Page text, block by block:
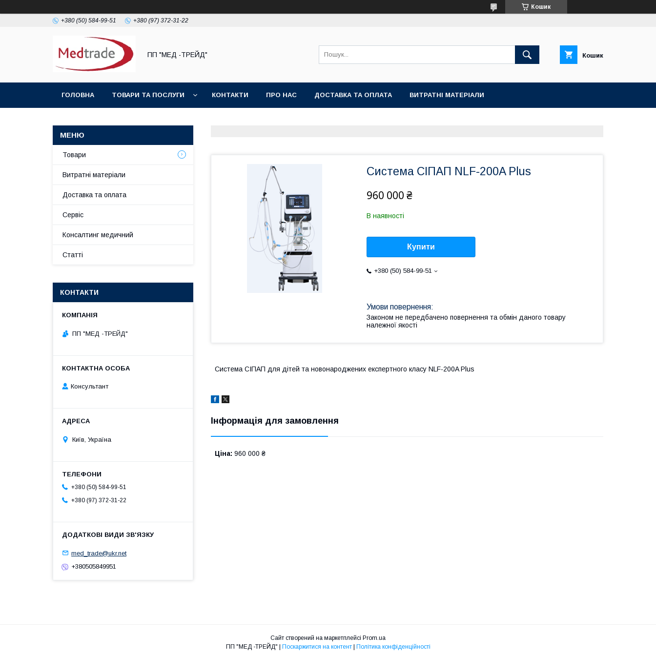
Кошик
+380 (50) 584-99-51 +380 (97) 372-31-22
ПП "МЕД -ТРЕЙД" Кошик
ГОЛОВНА ТОВАРИ ТА ПОСЛУГИ КОНТАКТИ ПРО НАС ДОСТАВКА ТА ОПЛАТА ВИТРАТНІ МАТЕРІАЛИ
Система СІПАП NLF-200A Plus
960 000 ₴
В наявності
Купити
+380 (50) 584-99-51
Законом не передбачено повернення та обмін даного товару
належної якості
Система СІПАП для дітей та новонароджених експертного класу NLF-200A Plus
Інформація для замовлення
Ціна: 960 000 ₴
Товари
Витратні матеріали
Доставка та оплата
Сервіс
Консалтинг медичний
Статті
КОНТАКТИ
ПП "МЕД -ТРЕЙД"
Консультант
Київ, Україна
+380 (50) 584-99-51
+380 (97) 372-31-22
med_trade@ukr.net
+380505849951
Сайт створений на маркетплейсі Prom.ua
ПП "МЕД -ТРЕЙД" | Поскаржитися на контент | Політика конфіденційності